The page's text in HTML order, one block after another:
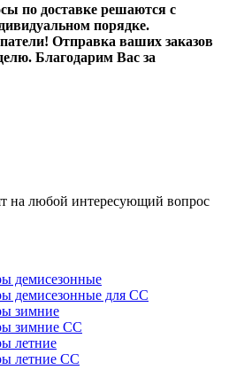
по доставке решаются с
порядке.
Отправка ваших заказов
Благодарим Вас за
на любой интересующий вопрос
демисезонные
демисезонные для СС
зимние
зимние СС
летние
летние СС